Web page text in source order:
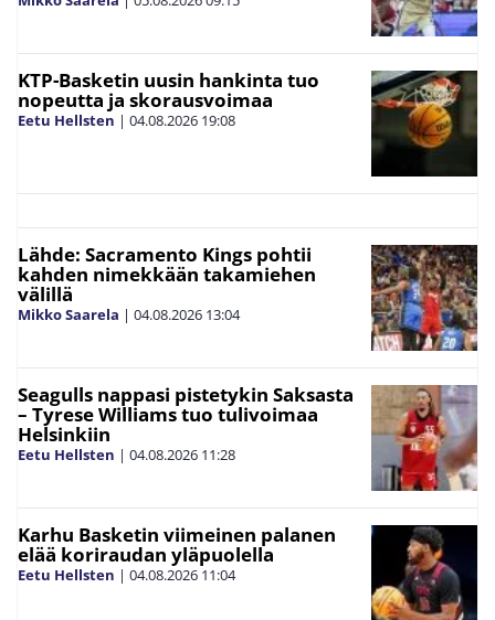
KTP-Basketin uusin hankinta tuo
nopeutta ja skorausvoimaa
Eetu Hellsten | 04.08.2026 19:08
Lähde: Sacramento Kings pohtii
kahden nimekkään takamiehen
välillä
Mikko Saarela | 04.08.2026 13:04
Seagulls nappasi pistetykin Saksasta
– Tyrese Williams tuo tulivoimaa
Helsinkiin
Eetu Hellsten | 04.08.2026 11:28
Karhu Basketin viimeinen palanen
elää koriraudan yläpuolella
Eetu Hellsten | 04.08.2026 11:04